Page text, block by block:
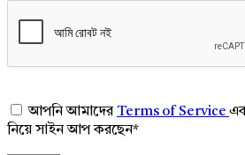
আপনি আমাদেরTerms of Service
নিয়ে সাইন আপ করছেন*